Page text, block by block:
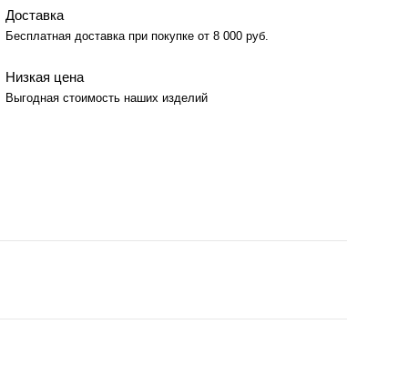
Доставка
Бесплатная доставка при покупке от 8 000 руб.
Низкая цена
Выгодная стоимость наших изделий